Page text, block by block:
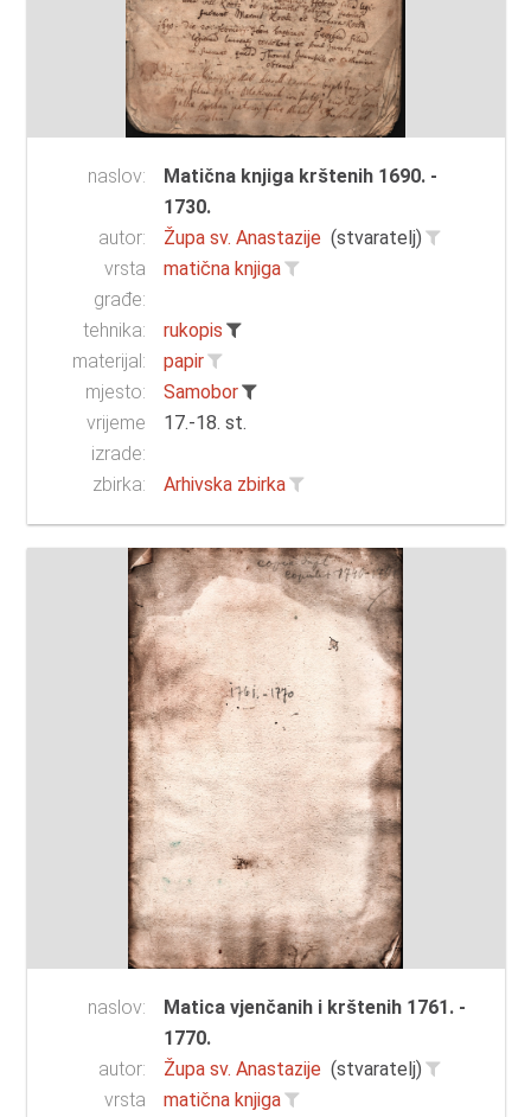
naslov:
Matična knjiga krštenih 1690. -
1730.
autor:
Župa sv. Anastazije (stvaratelj)
vrsta
građe:
matična knjiga
tehnika:
rukopis
materijal:
papir
mjesto:
Samobor
vrijeme
izrade:
17.-18. st.
zbirka: Arhivska zbirka
naslov:
Matica vjenčanih i krštenih 1761. -
1770.
autor:
Župa sv. Anastazije (stvaratelj)
vrsta
matična knjiga